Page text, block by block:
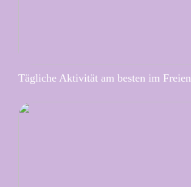
Tägliche Aktivität am besten im Freien